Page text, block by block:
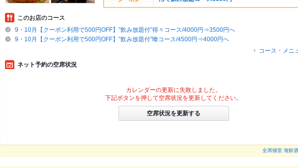
このお店のコース
9・10月【クーポン利用で500円OFF】”飲み放題付”得々コース/4000円⇒3500円へ
9・10月【クーポン利用で500円OFF】”飲み放題付”喰コース/4500円⇒4000円へ
コース・メニ
ネット予約の空席状況
カレンダーの更新に失敗しました。
下記ボタンを押して空席状況を更新してください。
空席状況を更新する
全席個室 海鮮